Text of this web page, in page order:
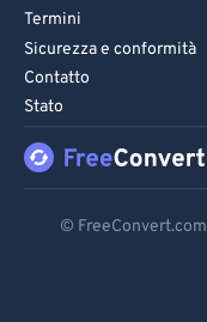
Termini
Sicurezza e conformità
Contatto
Stato
© FreeConvert.com